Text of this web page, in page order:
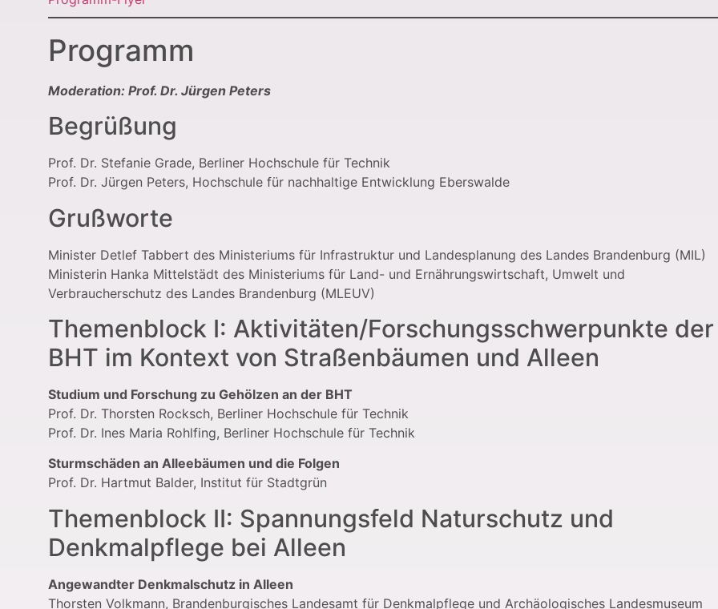
Programm
Moderation: Prof. Dr. Jürgen Peters
Begrüßung
Prof. Dr. Stefanie Grade, Berliner Hochschule für Technik
Prof. Dr. Jürgen Peters, Hochschule für nachhaltige Entwicklung Eberswalde
Grußworte
Minister Detlef Tabbert des Ministeriums für Infrastruktur und Landesplanung des Landes Brandenburg (MIL)
Ministerin Hanka Mittelstädt des Ministeriums für Land- und Ernährungswirtschaft, Umwelt und
Verbraucherschutz des Landes Brandenburg (MLEUV)
Themenblock I: Aktivitäten/Forschungsschwerpunkte der
BHT im Kontext von Straßenbäumen und Alleen
Studium und Forschung zu Gehölzen an der BHT
Prof. Dr. Thorsten Rocksch, Berliner Hochschule für Technik
Prof. Dr. Ines Maria Rohlfing, Berliner Hochschule für Technik
Sturmschäden an Alleebäumen und die Folgen
Prof. Dr. Hartmut Balder, Institut für Stadtgrün
Themenblock II: Spannungsfeld Naturschutz und
Denkmalpflege bei Alleen
Angewandter Denkmalschutz in Alleen
Thorsten Volkmann, Brandenburgisches Landesamt für Denkmalpflege und Archäologisches Landesmuseum